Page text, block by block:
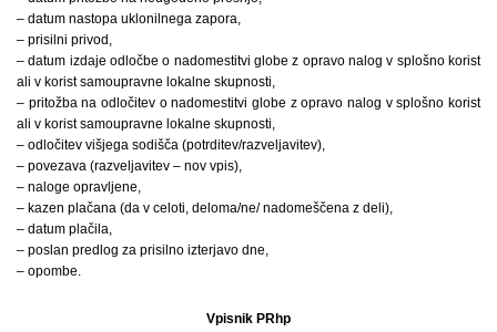
– datum nastopa uklonilnega zapora,
– prisilni privod,
– datum izdaje odločbe o nadomestitvi globe z opravo nalog v splošno korist
ali v korist samoupravne lokalne skupnosti,
– pritožba na odločitev o nadomestitvi globe z opravo nalog v splošno korist
ali v korist samoupravne lokalne skupnosti,
– odločitev višjega sodišča (potrditev/razveljavitev),
– povezava (razveljavitev – nov vpis),
– naloge opravljene,
– kazen plačana (da v celoti, deloma/ne/ nadomeščena z deli),
– datum plačila,
– poslan predlog za prisilno izterjavo dne,
– opombe.
Vpisnik PRhp